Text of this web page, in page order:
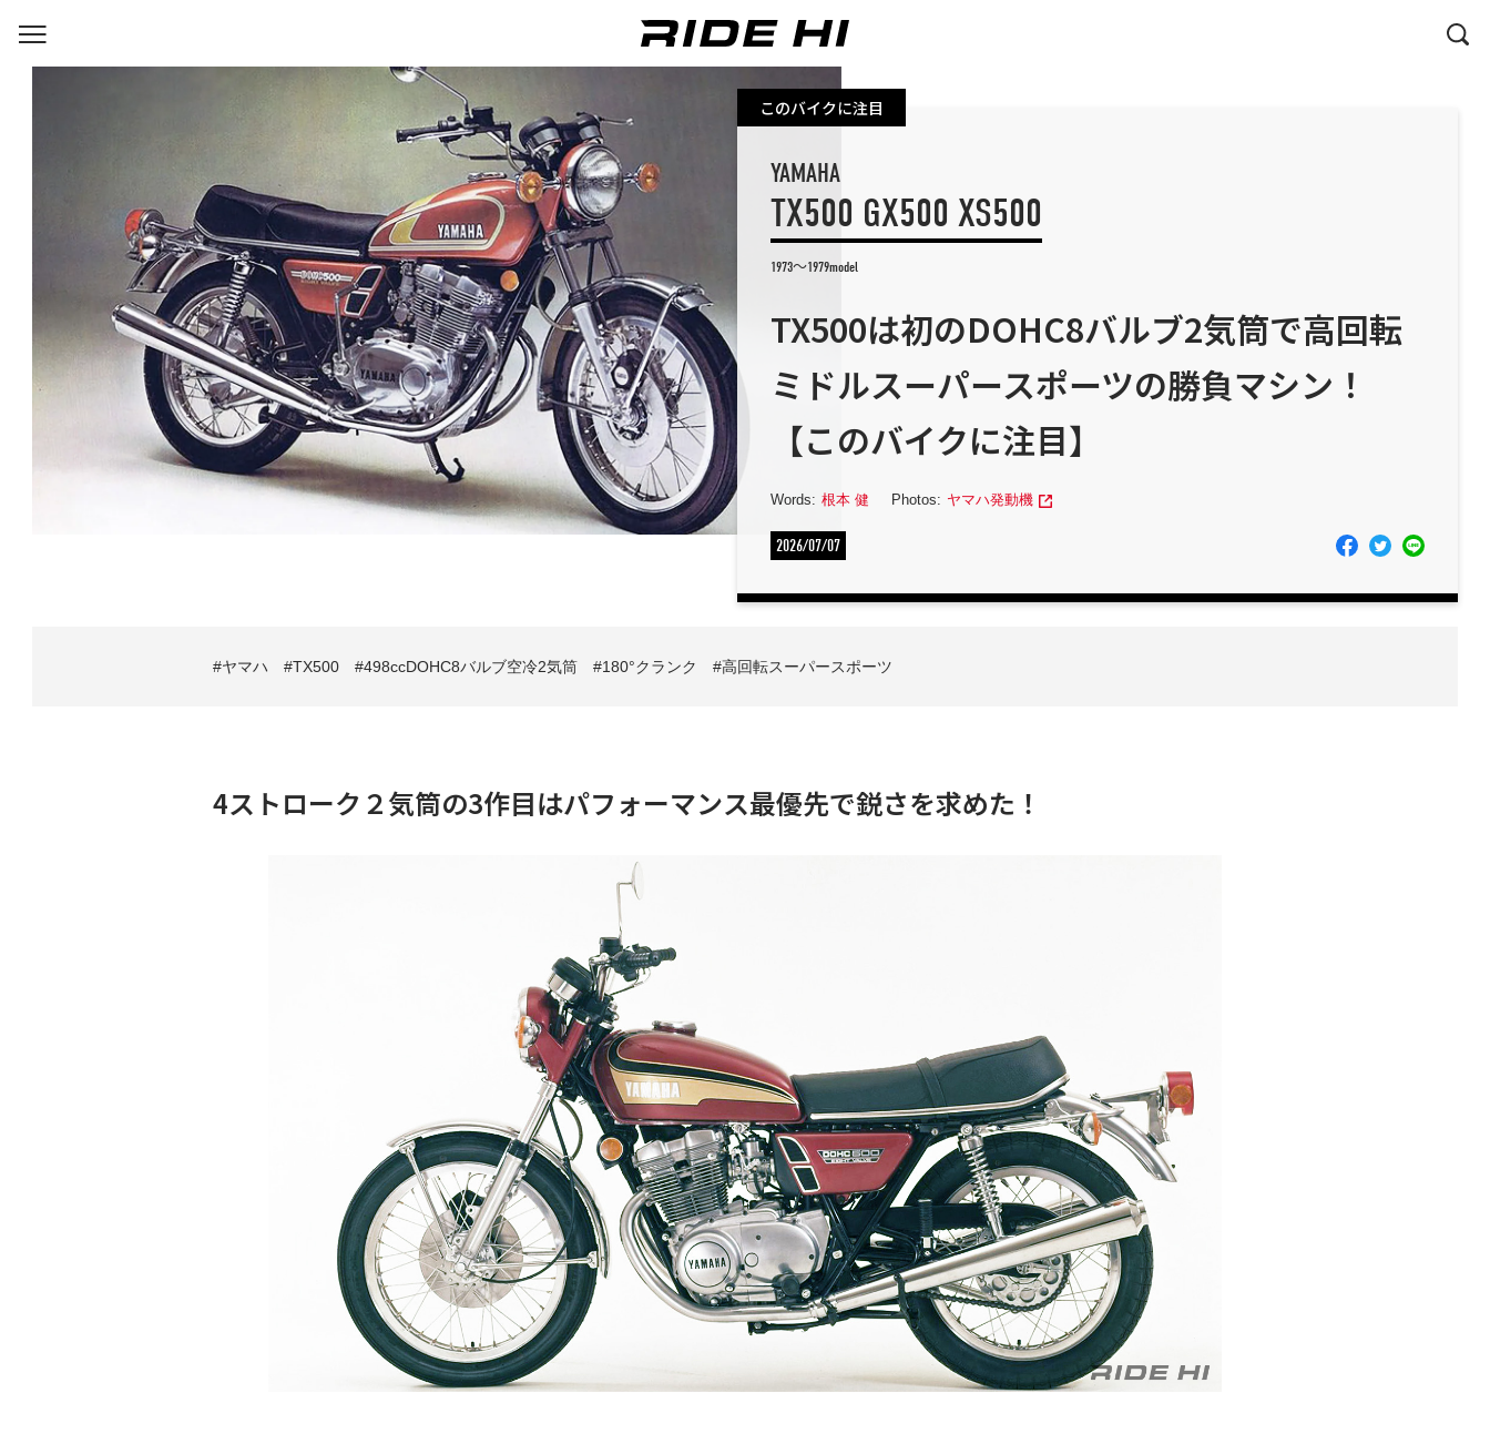
このバイクに注目
YAMAHA
TX500 GX500 XS500
1973～1979model
TX500は初のDOHC8バルブ2気筒で高回転
ミドルスーパースポーツの勝負マシン！
【このバイクに注目】
Words: 根本 健 Photos: ヤマハ発動機
2026/07/07
ヤマハ TX500 498ccDOHC8バルブ空冷2気筒 180°クランク 高回転スーパースポーツ
4ストローク２気筒の3作目はパフォーマンス最優先で鋭さを求めた！